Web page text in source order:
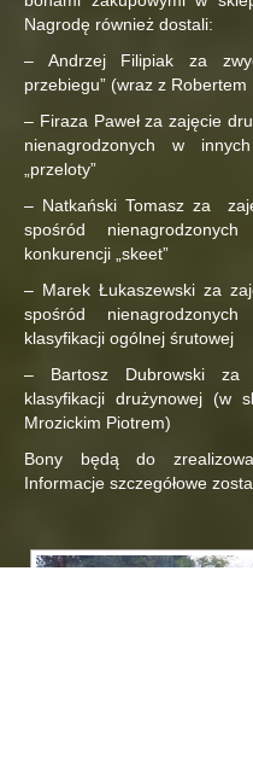
Nagrodę również dostali:
– Andrzej Filipiak za
przebiegu” (wraz z Robertem
– Firaza Paweł za zajęcie
nienagrodzonych w
„przeloty”
– Natkański Tomasz za
spośród
konkurencji „skeet”
– Marek Łukaszewski za
spośród
klasyfikacji ogólnej śrutowej
– Bartosz Dubrowski za
klasyfikacji drużynowej (w
Mrozickim Piotrem)
Bony będą do
Informacje szczegółowe